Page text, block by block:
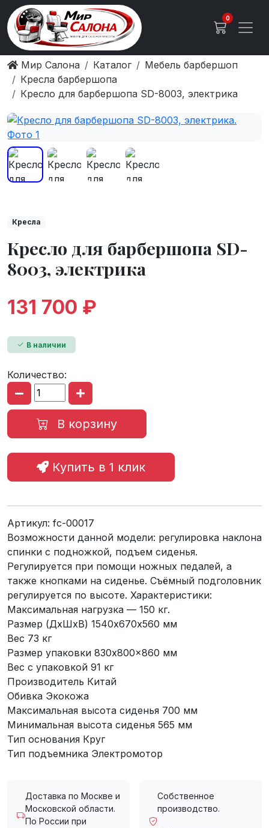
0
Мир Салона Каталог
Мебель барбершоп
Кресла барбершопа
Кресло для барбершопа SD-8003, электрика
Кресла
Кресло для барбершопа SD-
8003, электрика
131 700 ₽
В наличии
Количество:
В корзину
Купить в 1 клик
Артикул: fc-00017
Возможности данной модели: регулировка наклона
спинки с подножкой, подъем сиденья.
Регулируется при помощи ножных педалей, а
также кнопками на сиденье. Съёмный подголовник
регулируется по высоте. Характеристики:
Максимальная нагрузка — 150 кг.
Размер (ДхШхВ) 1540х670х560 мм
Вес 73 кг
Размер упаковки 830x800x860 мм
Вес с упаковкой 91 кг
Производитель Китай
Обивка Экокожа
Максимальная высота сиденья 700 мм
Минимальная высота сиденья 565 мм
Тип основания Круг
Тип подъемника Электромотор
Доставка по Москве и
Московской области.
По России при
Собственное
производство.